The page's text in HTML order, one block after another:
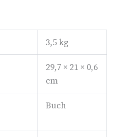
3,5 kg
29,7 × 21 × 0,6
cm
Buch